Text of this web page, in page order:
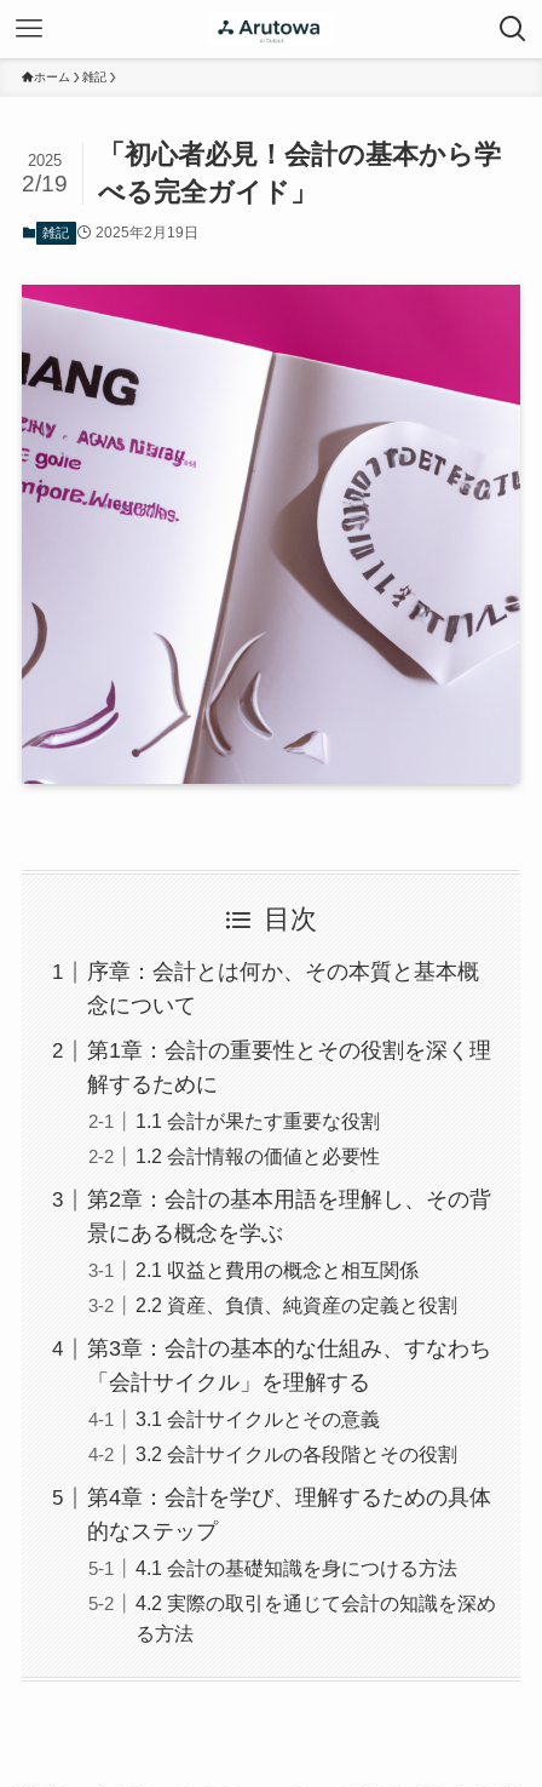
ホーム 雑記
「初心者必見！会計の基本から学
べる完全ガイド」
2025
2/19
雑記 2025年2月19日
目次
序章：会計とは何か、その本質と基本概
念について
第1章：会計の重要性とその役割を深く理
解するために
1.1 会計が果たす重要な役割
1.2 会計情報の価値と必要性
第2章：会計の基本用語を理解し、その背
景にある概念を学ぶ
2.1 収益と費用の概念と相互関係
2.2 資産、負債、純資産の定義と役割
第3章：会計の基本的な仕組み、すなわち
「会計サイクル」を理解する
3.1 会計サイクルとその意義
3.2 会計サイクルの各段階とその役割
第4章：会計を学び、理解するための具体
的なステップ
4.1 会計の基礎知識を身につける方法
4.2 実際の取引を通じて会計の知識を深め
る方法